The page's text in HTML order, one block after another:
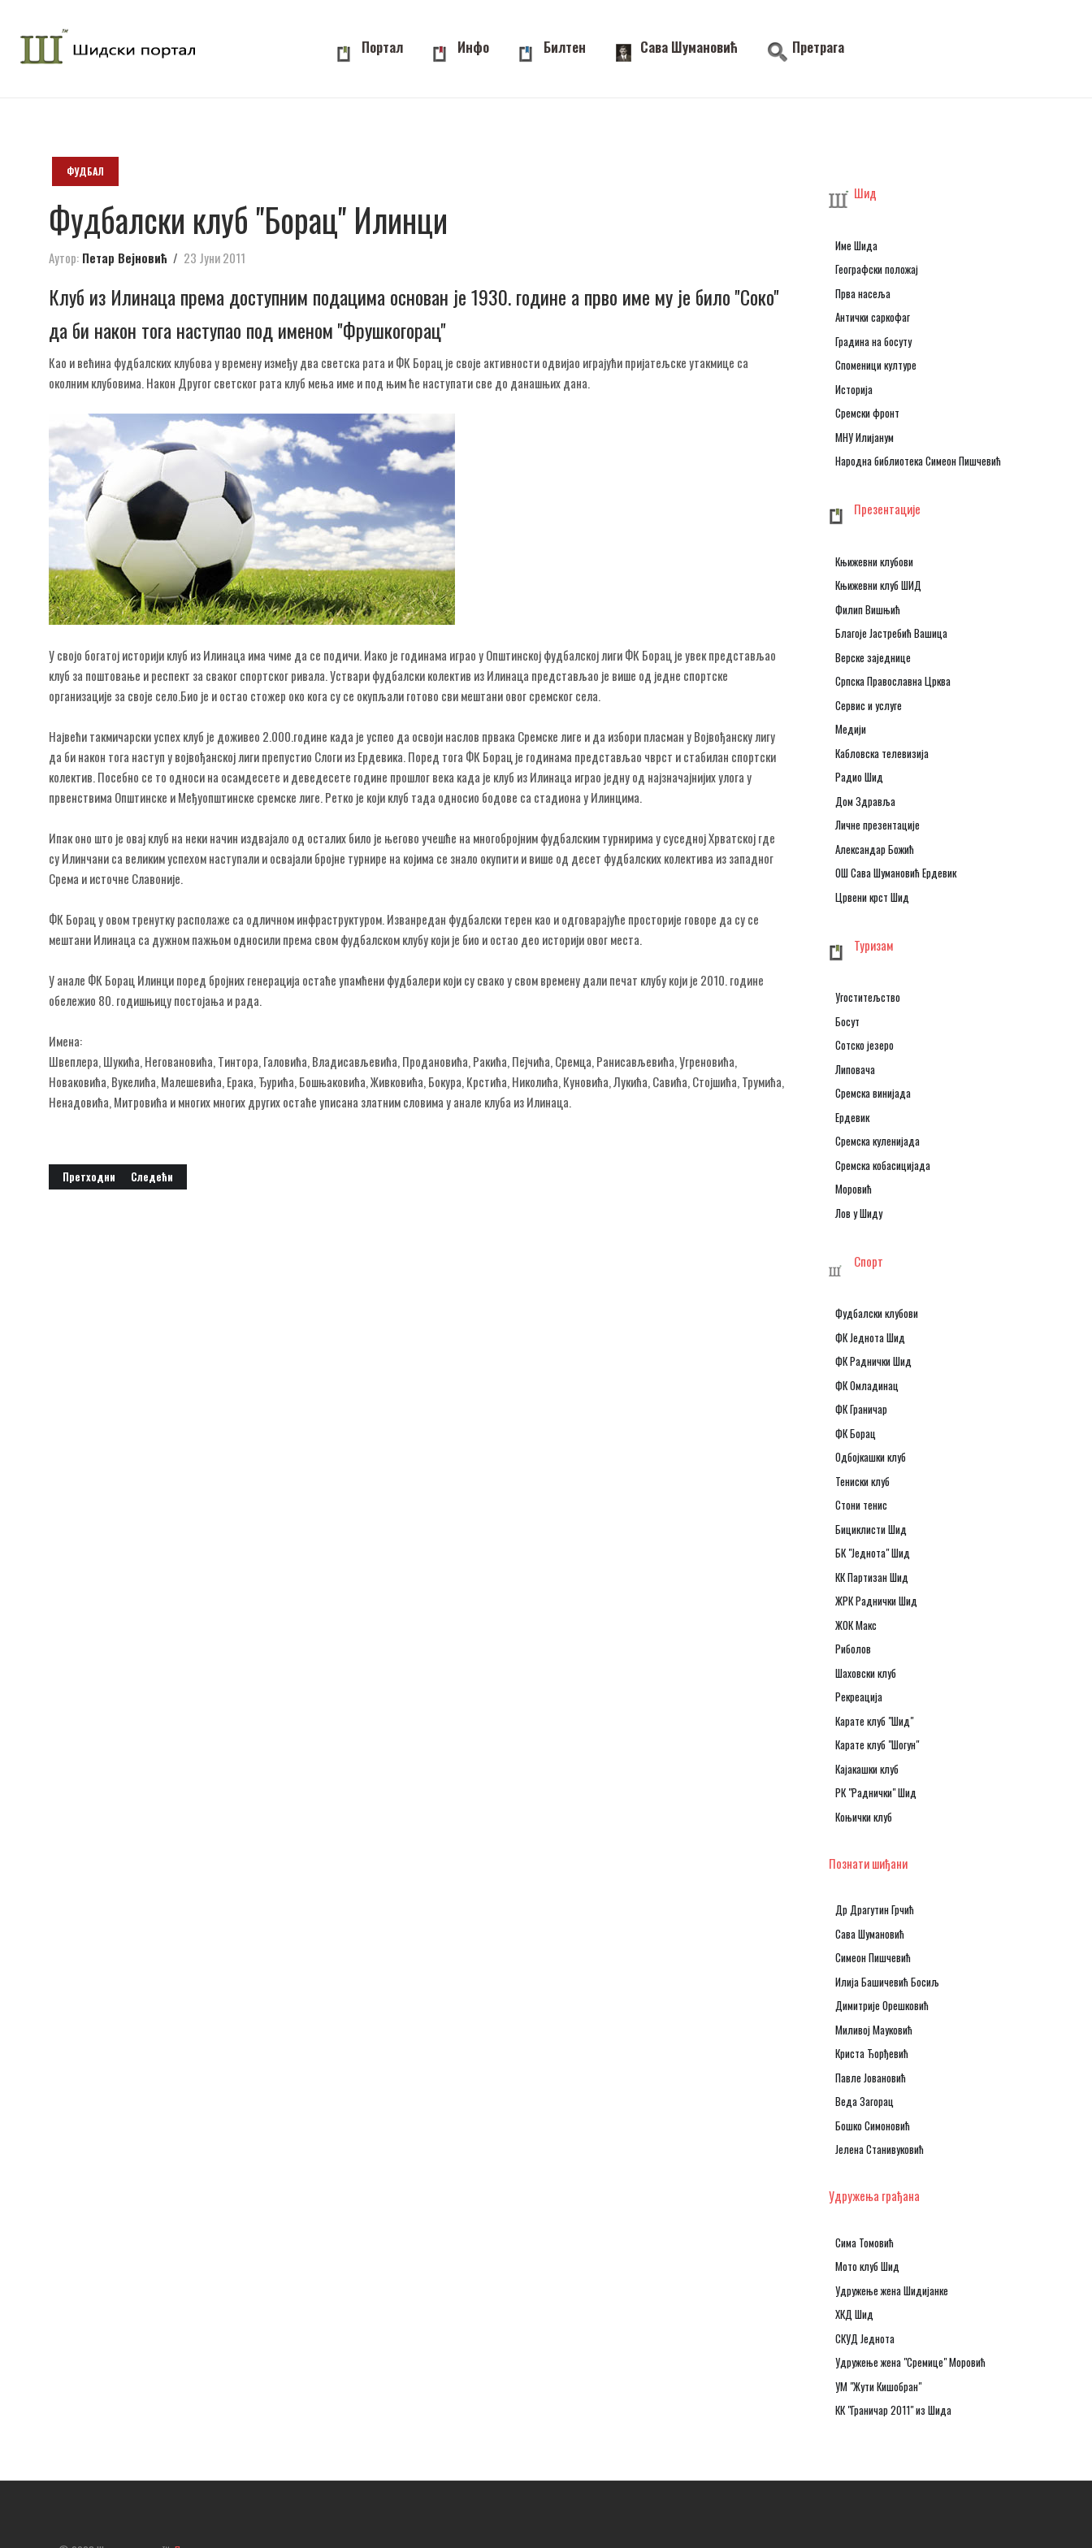
Портал Инфо Билтен Сава Шумановић Претрага
ФУДБАЛ
Фудбалски клуб ''Борац'' Илинци
Аутор: Петар Вејновић 23 Јуни 2011
Клуб из Илинаца према доступним подацима основан је 1930. године а прво име му је било ''Соко''
да би након тога наступао под именом ''Фрушкогорац''
Као и већина фудбалских клубова у времену између два светска рата и ФК Борац је своје активности одвијао играјући пријатељске утакмице са
околним клубовима. Након Другог светског рата клуб мења име и под њим ће наступати све до данашњих дана.
У својо богатој историји клуб из Илинаца има чиме да се подичи. Иако је годинама играо у Општинској фудбалској лиги ФК Борац је увек представљао
клуб за поштовање и респект за сваког спортског ривала. Уствари фудбалски колектив из Илинаца представљао је више од једне спортске
организације за своје село.Био је и остао стожер око кога су се окупљали готово сви мештани овог сремског села.
Највећи такмичарски успех клуб је доживео 2.000.године када је успео да освоји наслов првака Сремске лиге и да избори пласман у Војвођанску лигу
да би након тога наступ у војвођанској лиги препустио Слоги из Ердевика. Поред тога ФК Борац је годинама представљао чврст и стабилан спортски
колектив. Посебно се то односи на осамдесете и деведесете године прошлог века када је клуб из Илинаца играо једну од најзначајнијих улога у
првенствима Општинске и Међуопштинске сремске лиге. Ретко је који клуб тада односио бодове са стадиона у Илинцима.
Ипак оно што је овај клуб на неки начин издвајало од осталих било је његово учешће на многобројним фудбалским турнирима у суседној Хрватској где
су Илинчани са великим успехом наступали и освајали бројне турнире на којима се знало окупити и више од десет фудбалских колектива из западног
Срема и источне Славоније.
ФК Борац у овом тренутку располаже са одличном инфраструктуром. Изванредан фудбалски терен као и одговарајуће просторије говоре да су се
мештани Илинаца са дужном пажњом односили према свом фудбалском клубу који је био и остао део историји овог места.
У анале ФК Борац Илинци поред бројних генерација остаће упамћени фудбалери који су свако у свом времену дали печат клубу који је 2010. године
обележио 80. годишњицу постојања и рада.
Имена:
Швеплера, Шукића, Неговановића, Тинтора, Галовића, Владисављевића, Продановића, Ракића, Пејчића, Сремца, Ранисављевића, Угреновића,
Новаковића, Вукелића, Малешевића, Ерака, Ђурића, Бошњаковића, Живковића, Бокура, Крстића, Николића, Куновића, Лукића, Савића, Стојшића, Трумића,
Ненадовића, Митровића и многих многих других остаће уписана златним словима у анале клуба из Илинаца.
Претходни чланак: Фудбалски клуб ''Граничар'' Адашевци
Претходни Следећи чланак: ФК Омладинац Батровци
Следећи
Шид
Име Шида
Географски положај
Прва насеља
Антички саркофаг
Градина на босуту
Споменици културе
Историја
Сремски фронт
МНУ Илијанум
Народна библиотека Симеон Пишчевић
Презентације
Књижевни клубови
Књижевни клуб ШИД
Филип Вишњић
Благоје Јастребић Вашица
Верске заједнице
Српска Православна Црква
Сервис и услуге
Медији
Кабловска телевизија
Радио Шид
Дом Здравља
Личне презентације
Александар Божић
ОШ Сава Шумановић Ердевик
Црвени крст Шид
Туризам
Угоститељство
Босут
Сотско језеро
Липовача
Сремска винијада
Ердевик
Сремска куленијада
Сремска кобасицијада
Моровић
Лов у Шиду
Спорт
Фудбалски клубови
ФК Једнота Шид
ФК Раднички Шид
ФК Омладинац
ФК Граничар
ФК Борац
Одбојкашки клуб
Тениски клуб
Стони тенис
Бициклисти Шид
БК "Једнота" Шид
КК Партизан Шид
ЖРК Раднички Шид
ЖОК Макс
Риболов
Шаховски клуб
Рекреација
Карате клуб "Шид"
Карате клуб "Шогун"
Кајакашки клуб
РК "Раднички" Шид
Коњички клуб
Познати шиђани
Др Драгутин Грчић
Сава Шумановић
Симеон Пишчевић
Илија Башичевић Босиљ
Димитрије Орешковић
Миливој Мауковић
Криста Ђорђевић
Павле Јовановић
Веда Загорац
Бошко Симоновић
Јелена Станивуковић
Удружења грађана
Сима Томовић
Мото клуб Шид
Удружење жена Шидијанке
ХКД Шид
СКУД Једнота
Удружење жена "Сремице" Моровић
УМ "Жути Кишобран"
КК "Граничар 2011" из Шида